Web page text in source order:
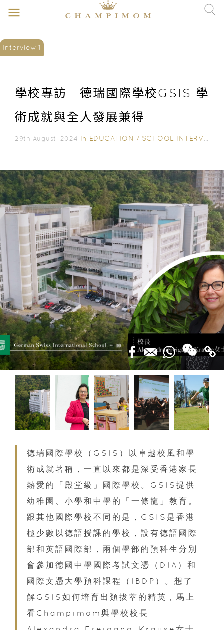
Interview 1
學校專訪｜德瑞國際學校GSIS 學
術成就與全人發展兼得
29th August, 2024 In EDUCATION / SCHOOL INTERVIEW
德瑞國際學校（GSIS）以卓越校風和學
術成就著稱，一直以來都是深受香港家長
熱愛的「殿堂級」國際學校。GSIS提供
幼稚園、小學和中學的「一條龍」教育。
跟其他國際學校不同的是，GSIS是香港
極少數以德語授課的學校，設有德語國際
部和英語國際部，兩個學部的預科生分別
會參加德國中學國際考試文憑（DIA）和
國際文憑大學預科課程（IBDP）。想了
解GSIS如何培育出類拔萃的精英，馬上
看Champimom與學校校長